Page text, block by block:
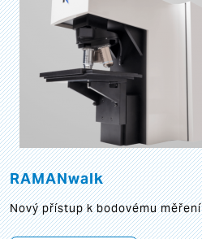
RAMANwalk
Nový přístup k bodovému měření